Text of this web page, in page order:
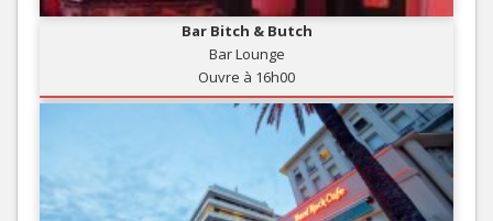
Bar Bitch & Butch
Bar Lounge
Ouvre à 16h00